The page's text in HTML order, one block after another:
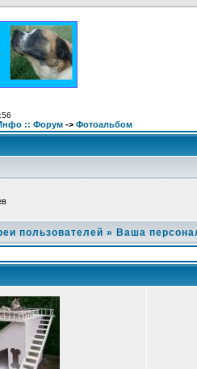
:: Форум -> Фотоальбом
пользователей » Ваша